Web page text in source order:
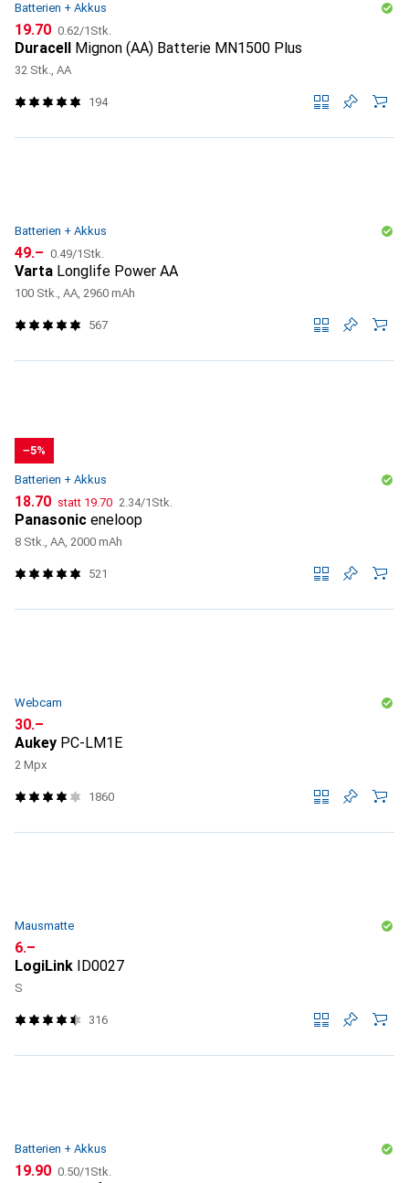
Batterien + Akkus
CHF
19.70 CHF
0.62/1Stk.
Duracell Mignon (AA) Batterie MN1500 Plus
32 Stk., AA
194
Batterien + Akkus
CHF
49.– CHF
0.49/1Stk.
Varta Longlife Power AA
100 Stk., AA, 2960 mAh
567
−5%
Batterien + Akkus
CHF
18.70 statt CHF
19.70 CHF
2.34/1Stk.
Panasonic eneloop
8 Stk., AA, 2000 mAh
521
Webcam
CHF
30.–
Aukey PC-LM1E
2 Mpx
1860
Mausmatte
CHF
6.–
LogiLink ID0027
S
316
Batterien + Akkus
CHF
19.90 CHF
0.50/1Stk.